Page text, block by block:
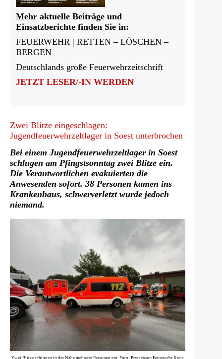
Mehr aktuelle Beiträge und
Einsatzberichte finden Sie in:
FEUERWEHR | RETTEN – LÖSCHEN –
BERGEN
Deutschlands große Feuerwehrzeitschrift
JETZT LESER/-IN WERDEN
Zwei Blitze eingeschlagen:
Jugendfeuerwehrzeltlager in Soest unterbrochen
Bei einem Jugendfeuerwehrzeltlager in Soest
schlugen am Pfingstsonntag zwei Blitze ein.
Die Verantwortlichen evakuierten die
Anwesenden sofort. 38 Personen kamen ins
Krankenhaus, schwerverletzt wurde jedoch
niemand.
Zwei Blitze schlugen in der Nähe mehrerer Personen ein. Foto: Presseteam Feuerwehr Kreis